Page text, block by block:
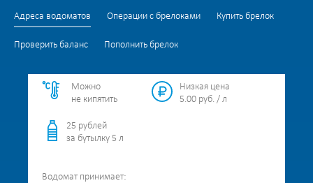
Адреса водоматов Операции с брелоками Купить брелок
Проверить баланс Пополнить брелок
Можно
не кипятить
Низкая цена
5.00 руб. / л
25 рублей
за бутылку 5 л
Водомат принимает: